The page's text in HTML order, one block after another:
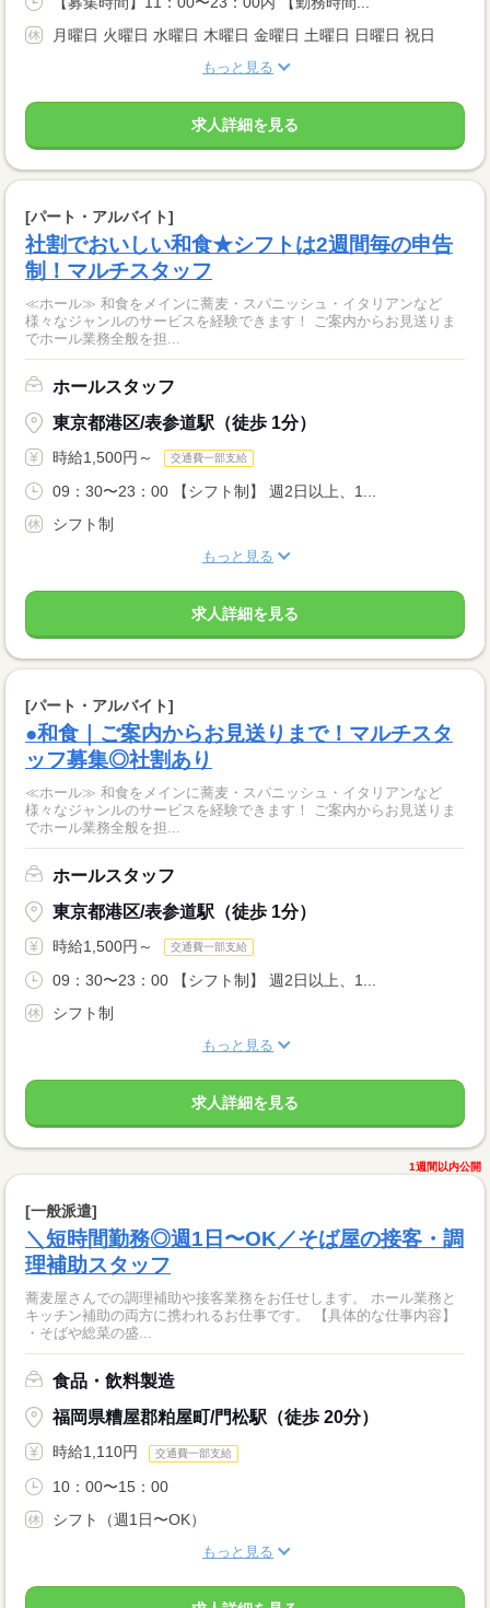
月曜日 火曜日 水曜日 木曜日 金曜日 土曜日 日曜日 祝日
もっと見る
求人詳細を見る
[パート・アルバイト]
社割でおいしい和食★シフトは2週間毎の申告
制！マルチスタッフ
≪ホール≫ 和食をメインに蕎麦・スパニッシュ・イタリアンなど
様々なジャンルのサービスを経験できます！ ご案内からお見送りま
でホール業務全般を担...
ホールスタッフ
東京都港区/表参道駅（徒歩 1分）
時給1,500円～ 交通費一部支給
09：30〜23：00 【シフト制】 週2日以上、1...
シフト制
もっと見る
求人詳細を見る
[パート・アルバイト]
●和食｜ご案内からお見送りまで！マルチスタ
ッフ募集◎社割あり
≪ホール≫ 和食をメインに蕎麦・スパニッシュ・イタリアンなど
様々なジャンルのサービスを経験できます！ ご案内からお見送りま
でホール業務全般を担...
ホールスタッフ
東京都港区/表参道駅（徒歩 1分）
時給1,500円～ 交通費一部支給
09：30〜23：00 【シフト制】 週2日以上、1...
シフト制
もっと見る
求人詳細を見る
1週間以内公開
[一般派遣]
＼短時間勤務◎週1日〜OK／そば屋の接客・調
理補助スタッフ
蕎麦屋さんでの調理補助や接客業務をお任せします。 ホール業務と
キッチン補助の両方に携われるお仕事です。 【具体的な仕事内容】
・そばや総菜の盛...
食品・飲料製造
福岡県糟屋郡粕屋町/門松駅（徒歩 20分）
時給1,110円 交通費一部支給
10：00〜15：00
シフト（週1日〜OK）
もっと見る